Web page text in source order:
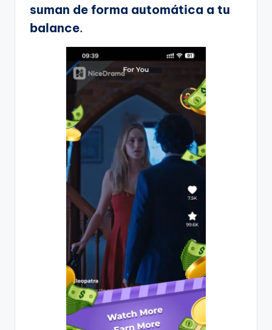
suman de forma automática a tu
balance.